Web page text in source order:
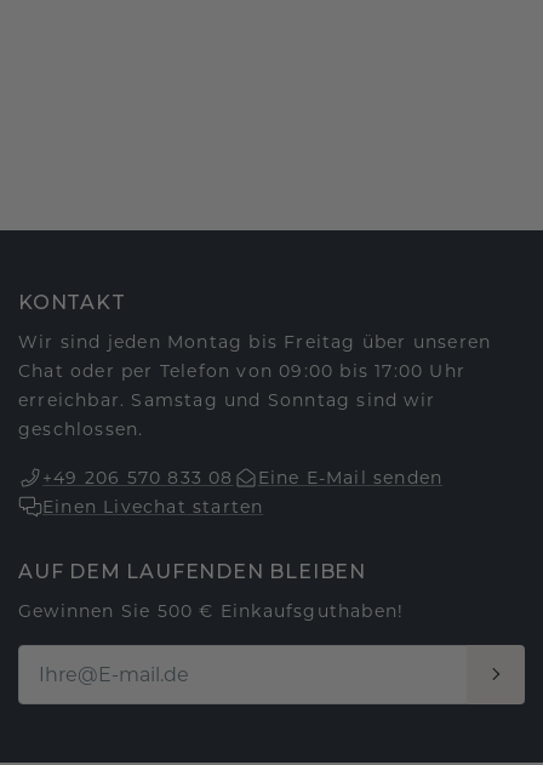
KONTAKT
Wir sind jeden Montag bis Freitag über unseren
Chat oder per Telefon von 09:00 bis 17:00 Uhr
erreichbar. Samstag und Sonntag sind wir
geschlossen.
+49 206 570 833 08
Eine E-Mail senden
Einen Livechat starten
AUF DEM LAUFENDEN BLEIBEN
Gewinnen Sie 500 € Einkaufsguthaben!